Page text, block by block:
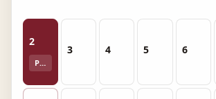
2
Proyecto
3 4 5 6